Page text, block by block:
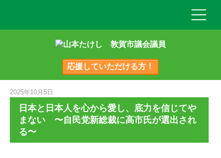
応援していただける方！
2025年10月5日
日本と日本人を心から愛し、底力を信じてや
まない 〜自民党新総裁に高市氏が選出され
る〜